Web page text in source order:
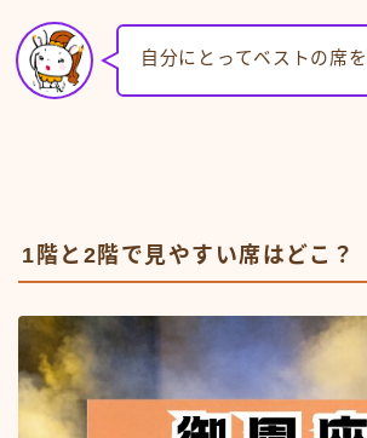
自分にとってベストの席を
1階と2階で見やすい席はどこ？